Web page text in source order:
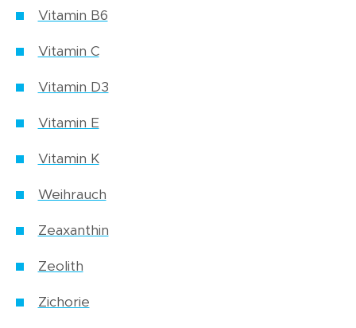
Vitamin B6
Vitamin C
Vitamin D3
Vitamin E
Vitamin K
Weihrauch
Zeaxanthin
Zeolith
Zichorie